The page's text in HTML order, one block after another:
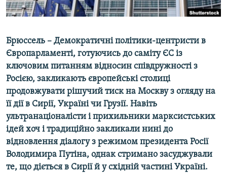
ІНФОГРАФІКА
ДОЛУЧАЙСЯ!
Усі сайти RFE/RL
Брюссель – Демократичні політики-центристи в
Європарламенті, готуючись до саміту ЄС із
ключовим питанням відносин співдружності з
Росією, закликають європейські столиці
продовжувати рішучий тиск на Москву з огляду на
її дії в Сирії, Україні чи Грузії. Навіть
ультранаціоналісти і прихильники марксистських
ідей хоч і традиційно закликали нині до
відновлення діалогу з режимом президента Росії
Володимира Путіна, однак стримано засуджували
те, що діється в Сирії й у східній частині Україні.